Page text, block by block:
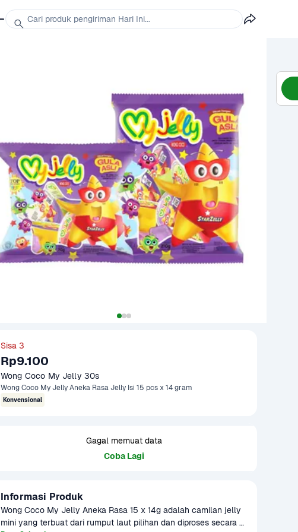
Sisa 3
Rp9.100
Wong Coco My Jelly 30s
Wong Coco My Jelly Aneka Rasa Jelly Isi 15 pcs x 14 gram
Konvensional
Gagal memuat data
Coba Lagi
Informasi Produk
Wong Coco My Jelly Aneka Rasa 15 x 14g adalah camilan jelly
mini yang terbuat dari rumput laut pilihan dan diproses secara
Cari produk pengiriman Hari Ini...